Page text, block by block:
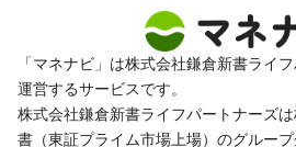
「マネナビ」は株式会社鎌倉新書ライ
運営するサービスです。
株式会社鎌倉新書ライフパートナーズ
書（東証プライム市場上場）のグループ